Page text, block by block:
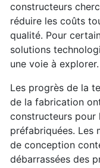
constructeurs
réduire les coûts
qualité. Pour
solutions
une voie à explorer.
Les progrès de la
de la fabrication
constructeurs pour
préfabriquées. Les
de conception
débarrassées des